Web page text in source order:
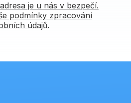
je u nás v bezpečí.
podmínky zpracování
údajů.